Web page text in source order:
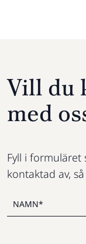
Vill du
med
Fyll i formuläret
kontaktad av,